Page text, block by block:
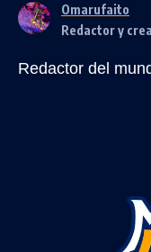
Omarufaito
Redactor y
Redactor del